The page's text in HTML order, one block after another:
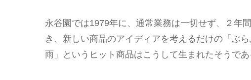
永谷園では1979年に、通常業務は一切せず、２年
き、新しい商品のアイディアを考えるだけの「ぶ
雨」というヒット商品はこうして生まれたそうであ